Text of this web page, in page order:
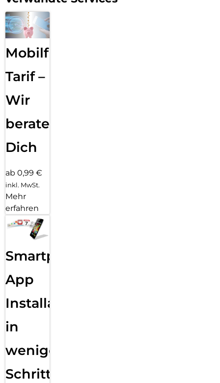
Sicherheit über mehrere Jahre. Damit lässt sich das Galaxy
S26 Ultra Enterprise Edition flexibel in unterschiedliche
Einsatzszenarien integrieren – vom individuellen Arbeitsplatz
bis hin zur professionell gemanagten Geräteflotte.
Mobilfunk
Tarif –
Wir
beraten
Dich
ab 0,99 €
inkl. MwSt.
Mehr
erfahren
Smartphone
App
Installation
in
wenigen
Schritten